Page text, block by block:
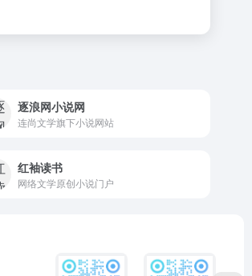
逐浪网小说网
连尚文学旗下小说网站
红袖读书
网络文学原创小说门户